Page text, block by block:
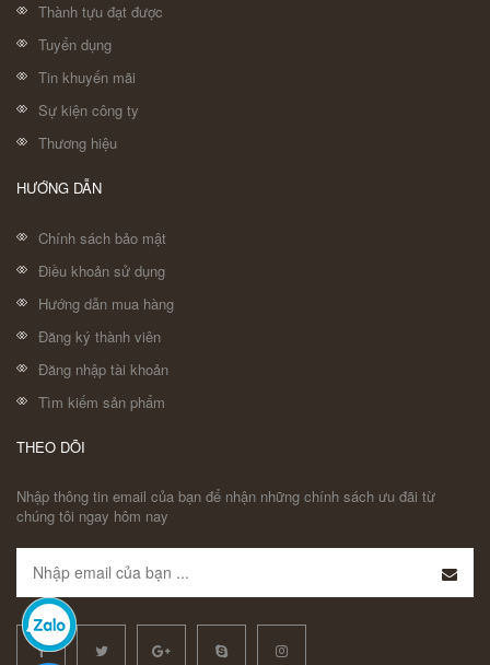
Thành tựu đạt được
Tuyển dụng
Tin khuyến mãi
Sự kiện công ty
Thương hiệu
HƯỚNG DẪN
Chính sách bảo mật
Điều khoản sử dụng
Hướng dẫn mua hàng
Đăng ký thành viên
Đăng nhập tài khoản
Tìm kiếm sản phẩm
THEO DÕI
Nhập thông tin email của bạn để nhận những chính sách ưu đãi từ
chúng tôi ngay hôm nay